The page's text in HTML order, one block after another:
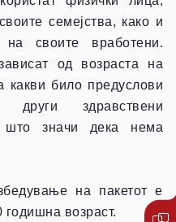
семејства, како и
своите вработени.
од возраста на
какви било предуслови
здравствени
што значи дека нема
на пакетот е
годишна возраст.